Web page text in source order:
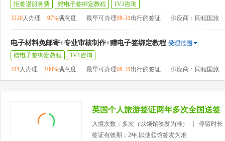
拒签退服务费 赠电子签绑定教程
1V1咨询
3220人办理 97%满意度 最早可办理08-31出行的签证 供应商：同程国旅
电子材料免邮寄+专业审核制作+赠电子签绑定教程 受理范围
赠电子签绑定教程
1V1咨询
311人办理 100%满意度 最早可办理08-31出行的签证 供应商：同程国旅
英国个人旅游签证两年多次全国送签
入境次数：多次（以领馆签发为准）
停留时长
签证有效期：2年,以使领馆签发为准